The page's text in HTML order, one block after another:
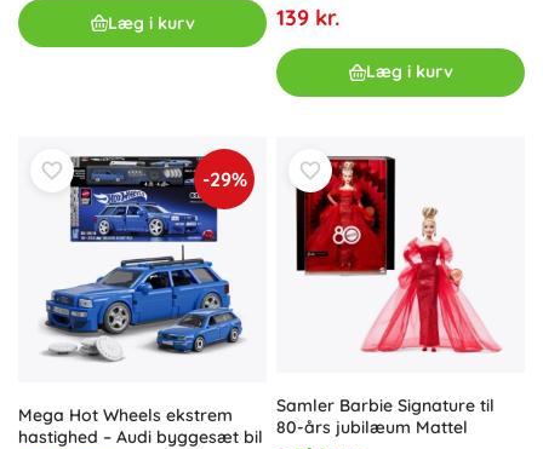
Læg i kurv 139 kr.
Læg i kurv
-29%
Mega Hot Wheels ekstrem
hastighed – Audi byggesæt bil
Samler Barbie Signature til
80-års jubilæum Mattel